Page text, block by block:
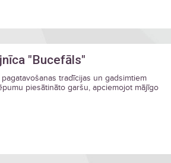
"Bucefāls"
tradīcijas un gadsimtiem
piesātināto garšu, apciemojot mājīgo